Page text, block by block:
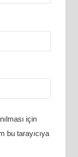
için
bu tarayıcıya